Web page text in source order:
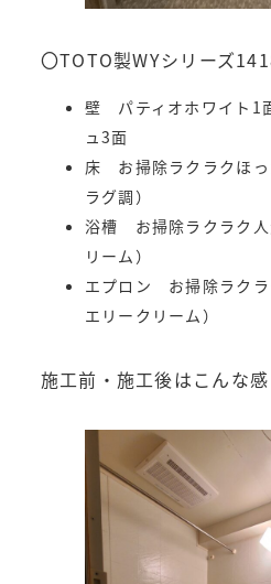
〇TOTO製WYシリーズ
壁 パティオホワイト1
ュ3面
床 お掃除ラクラクほっ
ラグ調）
浴槽 お掃除ラクラク人
リーム）
エプロン お掃除ラクラ
エリークリーム）
施工前・施工後はこんな